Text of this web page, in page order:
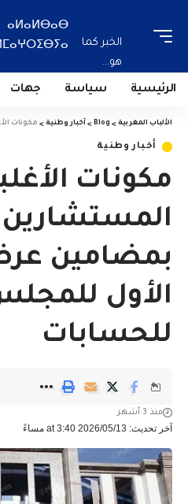
الخبر كما
هو...
ⴰⵍⴰⵍⴱⴰⴱ
الرئيسية سياسة جهات
الألباب المغربية >
Blog
> أخبار وطنية > مكونات
أخبار وطنية
مكونات
بمضامين
الأول
للحسابات
آخر تحديث: 2026/05/13 at 3:40 مساءً
منذ 3 أشهر